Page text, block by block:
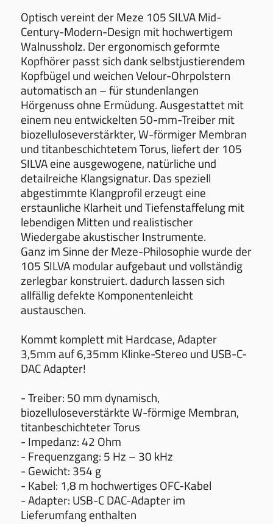
Optisch vereint der Meze 105 SILVA Mid-
Century-Modern-Design mit hochwertigem
Walnussholz. Der ergonomisch geformte
Kopfhörer passt sich dank selbstjustierendem
Kopfbügel und weichen Velour-Ohrpolstern
automatisch an – für stundenlangen
Hörgenuss ohne Ermüdung. Ausgestattet mit
einem neu entwickelten 50-mm-Treiber mit
biozelluloseverstärkter, W-förmiger Membran
und titanbeschichtetem Torus, liefert der 105
SILVA eine ausgewogene, natürliche und
detailreiche Klangsignatur. Das speziell
abgestimmte Klangprofil erzeugt eine
erstaunliche Klarheit und Tiefenstaffelung mit
lebendigen Mitten und realistischer
Wiedergabe akustischer Instrumente.
Ganz im Sinne der Meze-Philosophie wurde der
105 SILVA modular aufgebaut und vollständig
zerlegbar konstruiert. dadurch lassen sich
allfällig defekte Komponentenleicht
austauschen.
Kommt komplett mit Hardcase, Adapter
3,5mm auf 6,35mm Klinke-Stereo und USB-C-
DAC Adapter!
- Treiber: 50 mm dynamisch,
biozelluloseverstärkte W-förmige Membran,
titanbeschichteter Torus
- Impedanz: 42 Ohm
- Frequenzgang: 5 Hz – 30 kHz
- Gewicht: 354 g
- Kabel: 1,8 m hochwertiges OFC-Kabel
- Adapter: USB-C DAC-Adapter im
Lieferumfang enthalten